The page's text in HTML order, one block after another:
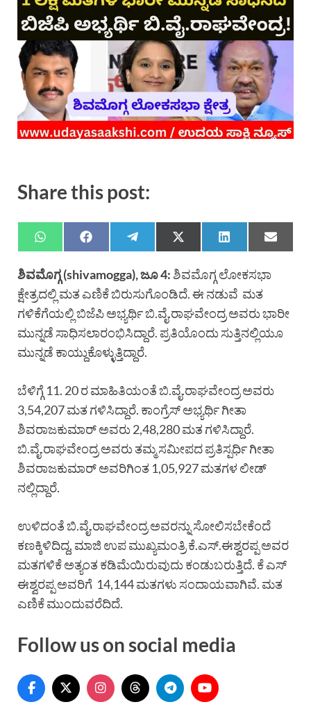
Share this post:
ಶಿವಮೊಗ್ಗ (shivamogga), ಜೂ 4:ಶಿವಮೊಗ್ಗ ಲೋಕಸಭಾ
ಕ್ಷೇತ್ರದಲ್ಲಿ ಮತ ಎಣಿಕೆ ಬಿರುಸುಗೊಂಡಿದೆ. ಈ ನಡುವೆ ಮತ
ಗಳಿಕೆಗೆಯಲ್ಲಿ ಬಿಜೆಪಿ ಅಭ್ಯರ್ಥಿ ಬಿ.ವೈ.ರಾಘವೇಂದ್ರ ಅವರು ಭಾರೀ
ಮುನ್ನಡೆ ಸಾಧಿಸಲಾರಂಭಿಸಿದ್ದಾರೆ. ಪ್ರತಿಯೊಂದು ಸುತ್ತಿನಲ್ಲಿಯೂ
ಮುನ್ನಡೆ ಕಾಯ್ದುಕೊಳ್ಳುತ್ತಿದ್ದಾರೆ.
ಬೆಳಿಗ್ಗೆ 11. 20 ರ ಮಾಹಿತಿಯಂತೆ ಬಿ.ವೈ.ರಾಘವೇಂದ್ರ ಅವರು
3,54,207 ಮತ ಗಳಿಸಿದ್ದಾರೆ. ಕಾಂಗ್ರೆಸ್ ಅಭ್ಯರ್ಥಿ ಗೀತಾ
ಶಿವರಾಜಕುಮಾರ್ ಅವರು 2,48,280 ಮತ ಗಳಿಸಿದ್ದಾರೆ.
ಬಿ.ವೈ.ರಾಘವೇಂದ್ರ ಅವರು ತಮ್ಮ ಸಮೀಪದ ಪ್ರತಿಸ್ಪರ್ಧಿ ಗೀತಾ
ಶಿವರಾಜಕುಮಾರ್ ಅವರಿಗಿಂತ 1,05,927 ಮತಗಳ ಲೀಡ್
ನಲ್ಲಿದ್ದಾರೆ.
ಉಳಿದಂತೆ ಬಿ.ವೈ.ರಾಘವೇಂದ್ರ ಅವರನ್ನು ಸೋಲಿಸಬೇಕೆಂದೆ
ಕಣಕ್ಕಿಳಿದಿದ್ದ, ಮಾಜಿ ಉಪ ಮುಖ್ಯಮಂತ್ರಿ ಕೆ.ಎಸ್.ಈಶ್ವರಪ್ಪ ಅವರ
ಮತಗಳಿಕೆ ಅತ್ಯಂತ ಕಡಿಮೆಯಿರುವುದು ಕಂಡುಬರುತ್ತಿದೆ. ಕೆ ಎಸ್
ಈಶ್ವರಪ್ಪ ಅವರಿಗೆ 14,144 ಮತಗಳು ಸಂದಾಯವಾಗಿವೆ. ಮತ
ಎಣಿಕೆ ಮುಂದುವರೆದಿದೆ.
Follow us on social media